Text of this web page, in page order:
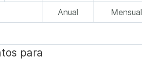
Anual Mensual
para